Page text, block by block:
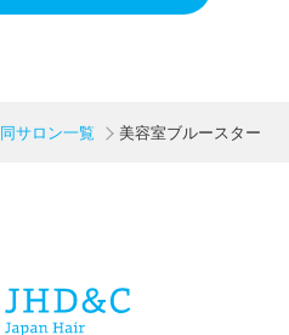
サロン一覧 美容室ブルースター